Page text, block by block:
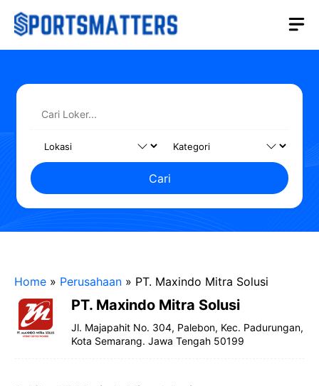
Langsung
Cari
Home » Perusahaan » PT. Maxindo Mitra Solusi
PT. Maxindo Mitra Solusi
Jl. Majapahit No. 304, Palebon, Kec. Padurungan,
Kota Semarang. Jawa Tengah 50199